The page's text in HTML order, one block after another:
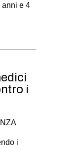
anni e 4
i